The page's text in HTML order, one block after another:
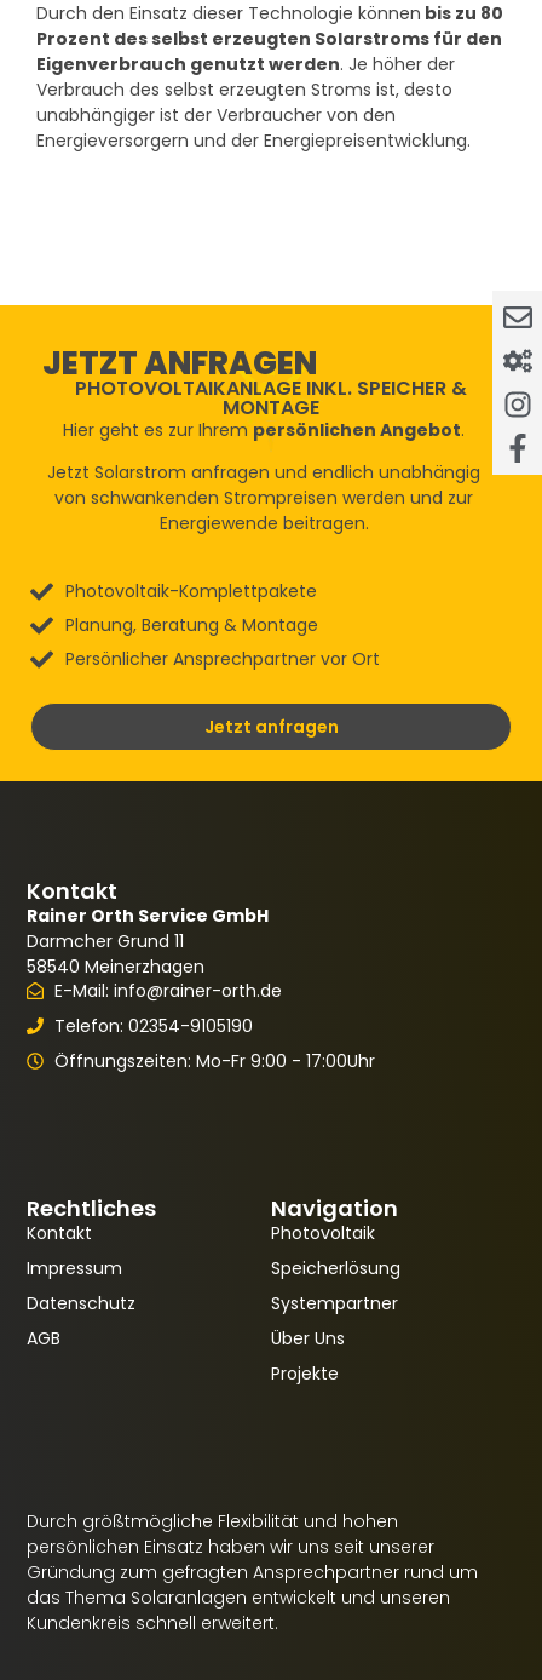
Durch den Einsatz dieser Technologie können bis zu 80
Prozent des selbst erzeugten Solarstroms für den
Eigenverbrauch genutzt werden. Je höher der
Verbrauch des selbst erzeugten Stroms ist, desto
unabhängiger ist der Verbraucher von den
Energieversorgern und der Energiepreisentwicklung.
JETZT ANFRAGEN
PHOTOVOLTAIKANLAGE INKL. SPEICHER &
MONTAGE
Hier geht es zur Ihrem persönlichen Angebot.
Jetzt Solarstrom anfragen und endlich unabhängig
von schwankenden Strompreisen werden und zur
Energiewende beitragen.
Photovoltaik-Komplettpakete
Planung, Beratung & Montage
Persönlicher Ansprechpartner vor Ort
Jetzt anfragen
Durch größtmögliche Flexibilität und hohen
persönlichen Einsatz haben wir uns seit unserer
Gründung zum gefragten Ansprechpartner rund um
das Thema Solaranlagen entwickelt und unseren
Kundenkreis schnell erweitert.
Navigation
Photovoltaik
Speicherlösung
Systempartner
Über Uns
Projekte
Rechtliches
Kontakt
Impressum
Datenschutz
AGB
Kontakt
Rainer Orth Service GmbH
Darmcher Grund 11
58540 Meinerzhagen
E-Mail: info@rainer-orth.de
Telefon: 02354-9105190
Öffnungszeiten: Mo-Fr 9:00 - 17:00Uhr